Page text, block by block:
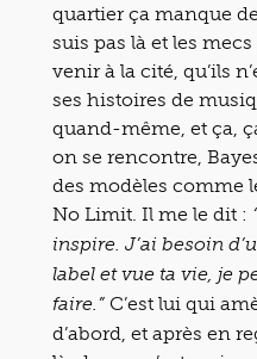
quartier ça manque
suis pas là et les mecs
venir à la cité, qu’ils
ses histoires de
quand-même, et ça,
on se rencontre,
des modèles comme
No Limit. Il me le dit :
inspire. J’ai besoin
label et vue ta vie, je
faire.” C’est lui qui
d’abord, et après en